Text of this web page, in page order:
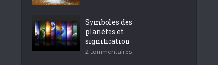
Symboles des
planètes et
signification
2 commentaires